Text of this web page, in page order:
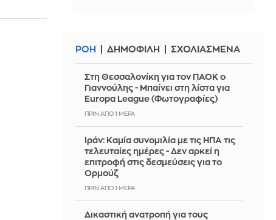
ΡΟΗ ΔΗΜΟΦΙΛΗ ΣΧΟΛΙΑΣΜΕΝΑ
Στη Θεσσαλονίκη για τον ΠΑΟΚ ο
Γιαννούλης - Μπαίνει στη λίστα για
Europa League (Φωτογραφίες)
ΠΡΙΝ ΑΠΌ 1 ΜΈΡΑ
Ιράν: Καμία συνομιλία με τις ΗΠΑ τις
τελευταίες ημέρες - Δεν αρκεί η
επιτροφή στις δεσμεύσεις για το
Ορμούζ
ΠΡΙΝ ΑΠΌ 1 ΜΈΡΑ
Δικαστική ανατροπή για τους